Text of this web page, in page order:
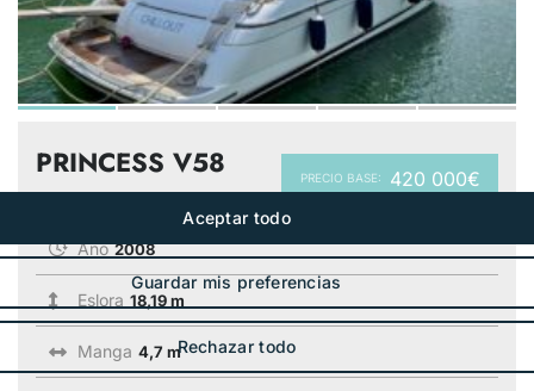
PRECIO BASE: 420 000€
PRINCESS V58
Año 2008
Eslora 18,19 m
Manga 4,7 m